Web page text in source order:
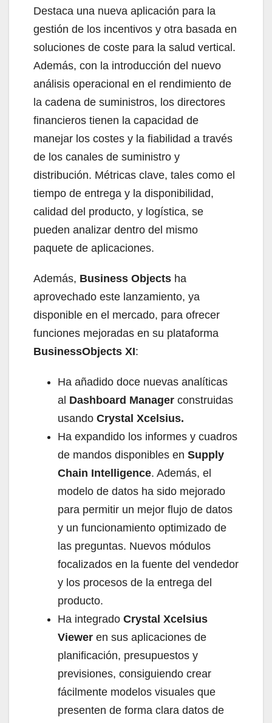
Destaca una nueva aplicación para la
gestión de los incentivos y otra basada en
soluciones de coste para la salud vertical.
Además, con la introducción del nuevo
análisis operacional en el rendimiento de
la cadena de suministros, los directores
financieros tienen la capacidad de
manejar los costes y la fiabilidad a través
de los canales de suministro y
distribución. Métricas clave, tales como el
tiempo de entrega y la disponibilidad,
calidad del producto, y logística, se
pueden analizar dentro del mismo
paquete de aplicaciones.
Además, Business Objects ha
aprovechado este lanzamiento, ya
disponible en el mercado, para ofrecer
funciones mejoradas en su plataforma
BusinessObjects XI:
Ha añadido doce nuevas analíticas
al Dashboard Manager construidas
usando Crystal Xcelsius.
Ha expandido los informes y cuadros
de mandos disponibles en Supply
Chain Intelligence. Además, el
modelo de datos ha sido mejorado
para permitir un mejor flujo de datos
y un funcionamiento optimizado de
las preguntas. Nuevos módulos
focalizados en la fuente del vendedor
y los procesos de la entrega del
producto.
Ha integrado Crystal Xcelsius
Viewer en sus aplicaciones de
planificación, presupuestos y
previsiones, consiguiendo crear
fácilmente modelos visuales que
presenten de forma clara datos de